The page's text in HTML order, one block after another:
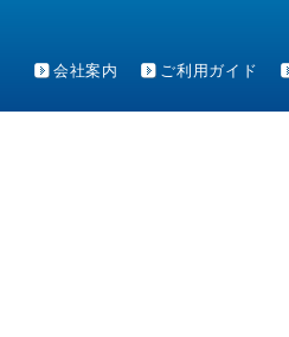
会社案内 ご利用ガイド